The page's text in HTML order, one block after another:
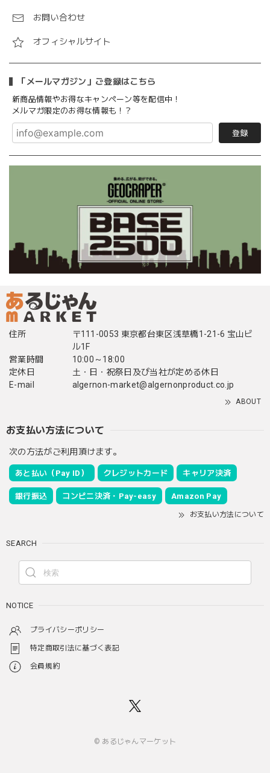
お問い合わせ
オフィシャルサイト
「メールマガジン」ご登録はこちら
新商品情報やお得なキャンペーン等を配信中！
メルマガ限定のお得な情報も！？
登録
住所
〒111-0053 東京都台東区浅草橋1-21-6 宝山ビ
ル1F
営業時間
10:00～18:00
定休日
土・日・祝祭日及び当社が定める休日
E-mail
algernon-market@algernonproduct.co.jp
ABOUT
お支払い方法について
次の方法がご利用頂けます。
あと払い（Pay ID） クレジットカード キャリア決済
銀行振込 コンビニ決済・Pay-easy Amazon Pay
お支払い方法について
SEARCH
NOTICE
プライバシーポリシー
特定商取引法に基づく表記
会員規約
© あるじゃんマーケット